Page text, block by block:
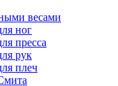
весами
ног
пресса
рук
плеч